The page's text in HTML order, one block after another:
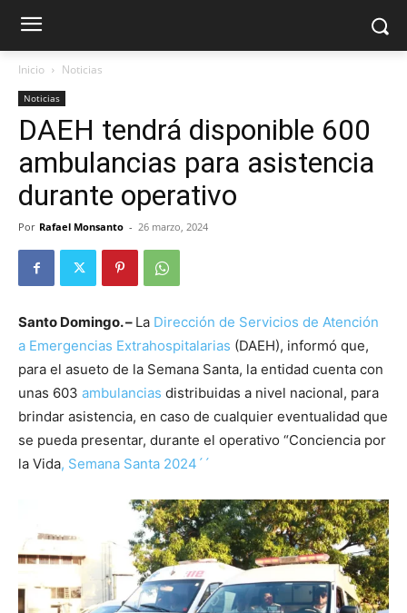
Inicio Noticias
Noticias
DAEH tendrá disponible 600
ambulancias para asistencia
durante operativo
Por Rafael Monsanto - 26 marzo, 2024
Santo Domingo. – La Dirección de Servicios de Atención
a Emergencias Extrahospitalarias (DAEH), informó que,
para el asueto de la Semana Santa, la entidad cuenta con
unas 603 ambulancias distribuidas a nivel nacional, para
brindar asistencia, en caso de cualquier eventualidad que
se pueda presentar, durante el operativo “Conciencia por
la Vida, Semana Santa 2024´´